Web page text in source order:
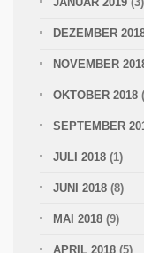
DEZEMBER
NOVEMBER
OKTOBER 2018
SEPTEMBER
JULI 2018 (1)
JUNI 2018 (8)
MAI 2018 (9)
APRIL 2018 (5)